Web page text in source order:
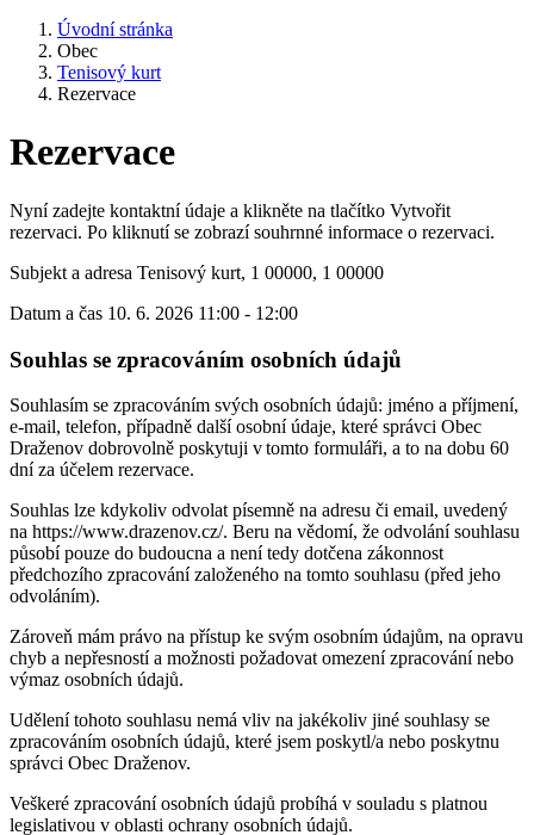
Úvodní stránka
Obec
Tenisový kurt
Rezervace
Rezervace
Nyní zadejte kontaktní údaje a klikněte na tlačítko Vytvořit
rezervaci. Po kliknutí se zobrazí souhrnné informace o rezervaci.
Subjekt a adresa Tenisový kurt, 1 00000, 1 00000
Datum a čas 10. 6. 2026 11:00 - 12:00
Souhlas se zpracováním osobních údajů
Souhlasím se zpracováním svých osobních údajů: jméno a příjmení,
e-mail, telefon, případně další osobní údaje, které správci Obec
Draženov dobrovolně poskytuji v tomto formuláři, a to na dobu 60
dní za účelem rezervace.
Souhlas lze kdykoliv odvolat písemně na adresu či email, uvedený
na https://www.drazenov.cz/. Beru na vědomí, že odvolání souhlasu
působí pouze do budoucna a není tedy dotčena zákonnost
předchozího zpracování založeného na tomto souhlasu (před jeho
odvoláním).
Zároveň mám právo na přístup ke svým osobním údajům, na opravu
chyb a nepřesností a možnosti požadovat omezení zpracování nebo
výmaz osobních údajů.
Udělení tohoto souhlasu nemá vliv na jakékoliv jiné souhlasy se
zpracováním osobních údajů, které jsem poskytl/a nebo poskytnu
správci Obec Draženov.
Veškeré zpracování osobních údajů probíhá v souladu s platnou
legislativou v oblasti ochrany osobních údajů.